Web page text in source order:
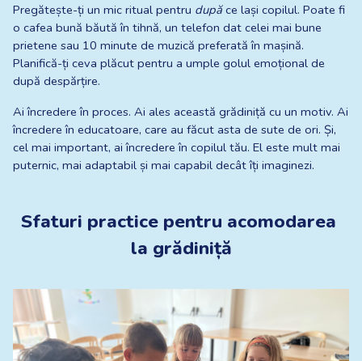
Pregătește-ți un mic ritual pentru după ce lași copilul. Poate fi
o cafea bună băută în tihnă, un telefon dat celei mai bune
prietene sau 10 minute de muzică preferată în mașină.
Planifică-ți ceva plăcut pentru a umple golul emoțional de
după despărțire.
Ai încredere în proces. Ai ales această grădiniță cu un motiv. Ai
încredere în educatoare, care au făcut asta de sute de ori. Și,
cel mai important, ai încredere în copilul tău. El este mult mai
puternic, mai adaptabil și mai capabil decât îți imaginezi.
Sfaturi practice pentru acomodarea
la grădiniță